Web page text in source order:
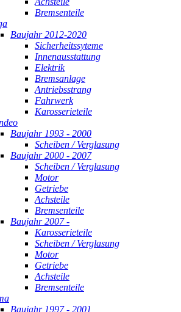
Bremsenteile
Baujahr 2012-2020
Sicherheitssyteme
Innenausstattung
Elektrik
Bremsanlage
Antriebsstrang
Fahrwerk
Karosserieteile
Baujahr 1993 - 2000
Scheiben / Verglasung
Baujahr 2000 - 2007
Scheiben / Verglasung
Motor
Getriebe
Achsteile
Bremsenteile
Baujahr 2007 -
Karosserieteile
Scheiben / Verglasung
Motor
Getriebe
Achsteile
Bremsenteile
Baujahr 1997 - 2001